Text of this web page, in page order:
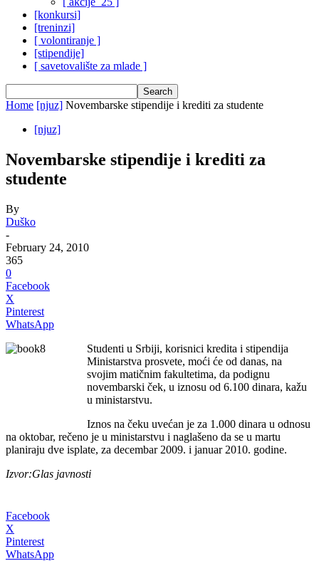
[konkursi]
[treninzi]
[ volontiranje ]
[stipendije]
[ savetovalište za mlade ]
Home [njuz] Novembarske stipendije i krediti za studente
[njuz]
Novembarske stipendije i krediti za
studente
By
Duško
-
February 24, 2010
365
0
Facebook
X
Pinterest
WhatsApp
Studenti u Srbiji, korisnici kredita i stipendija
Ministarstva prosvete, moći će od danas, na
svojim matičnim fakultetima, da podignu
novembarski ček, u iznosu od 6.100 dinara, kažu
u ministarstvu.
Iznos na čeku uvećan je za 1.000 dinara u odnosu
na oktobar, rečeno je u ministarstvu i naglašeno da se u martu
planiraju dve isplate, za decembar 2009. i januar 2010. godine.
Izvor:Glas javnosti
Facebook
X
Pinterest
WhatsApp